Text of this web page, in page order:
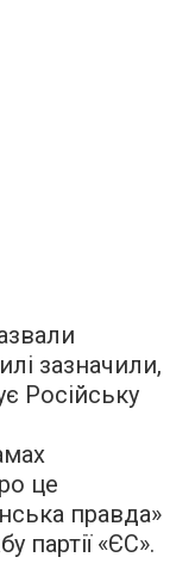
зазначили,
Російську
це
правда»
партії «ЄС».